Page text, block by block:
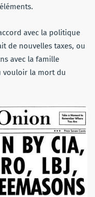
avec la politique
de nouvelles taxes, ou
avec la famille
vouloir la mort du